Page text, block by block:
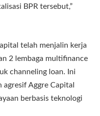
BPR tersebut,”
telah menjalin kerja
2 lembaga multifinance
channeling loan. Ini
Aggre Capital
berbasis teknologi